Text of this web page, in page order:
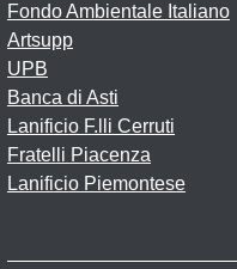
Fondo Ambientale Italiano
Artsupp
UPB
Banca di Asti
Lanificio F.lli Cerruti
Fratelli Piacenza
Lanificio Piemontese